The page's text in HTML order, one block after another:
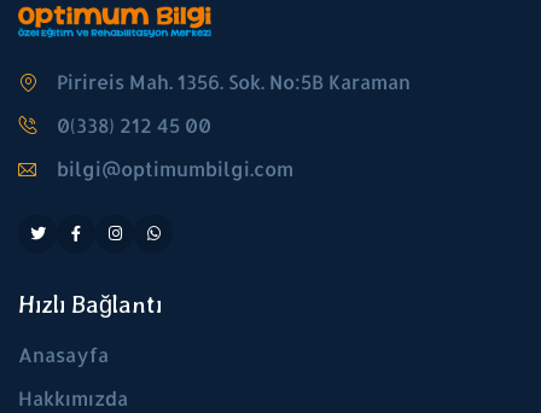
Pirireis Mah. 1356. Sok. No:5B Karaman
0(338) 212 45 00
bilgi@optimumbilgi.com
Hızlı Bağlantı
Anasayfa
Hakkımızda